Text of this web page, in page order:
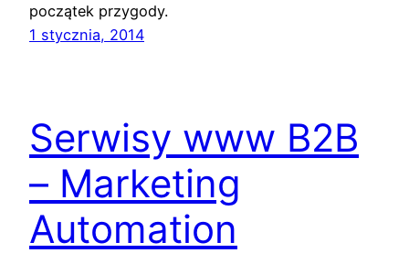
początek przygody.
1 stycznia, 2014
Serwisy www B2B
– Marketing
Automation